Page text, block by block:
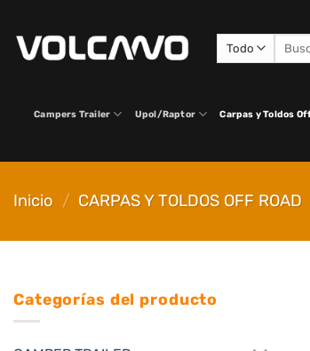
contenido
Buscar
Campers Trailer Upol/Raptor Carpas y Toldos
Inicio / CARPAS Y TOLDOS OFF ROAD
Categorías del producto